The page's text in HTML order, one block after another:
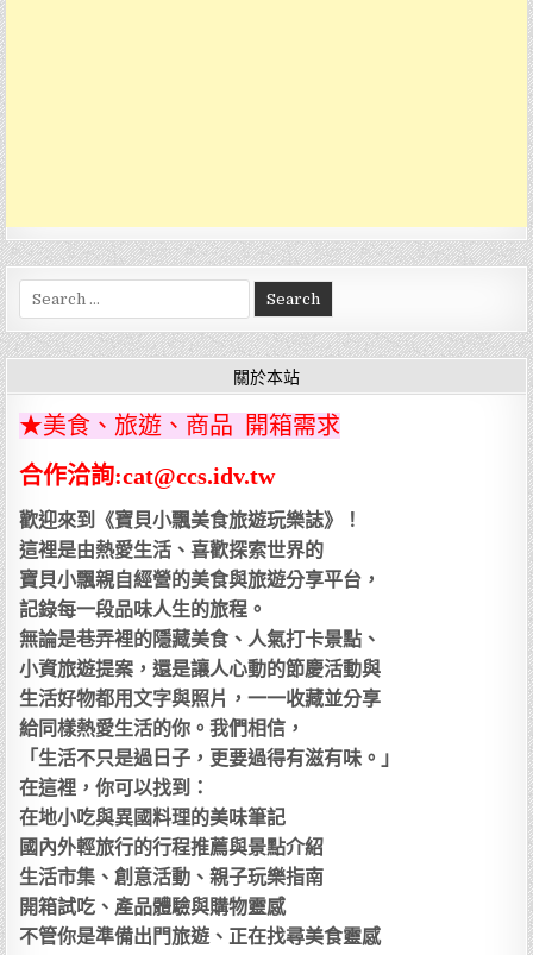
Search
for:
關於本站
★美食、旅遊、商品 開箱需求
合作洽詢:cat@ccs.idv.tw
歡迎來到《寶貝小飄美食旅遊玩樂誌》！
這裡是由熱愛生活、喜歡探索世界的
寶貝小飄親自經營的美食與旅遊分享平台，
記錄每一段品味人生的旅程。
無論是巷弄裡的隱藏美食、人氣打卡景點、
小資旅遊提案，還是讓人心動的節慶活動與
生活好物都用文字與照片，一一收藏並分享
給同樣熱愛生活的你。我們相信，
「生活不只是過日子，更要過得有滋有味。」
在這裡，你可以找到：
在地小吃與異國料理的美味筆記
國內外輕旅行的行程推薦與景點介紹
生活市集、創意活動、親子玩樂指南
開箱試吃、產品體驗與購物靈感
不管你是準備出門旅遊、正在找尋美食靈感